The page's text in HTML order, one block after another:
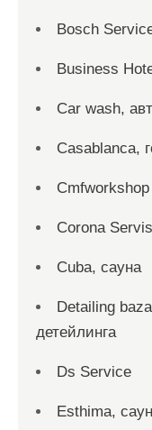
Bosch
Business
Car wash,
Casablanca,
Cmfworkshop
Corona
Cuba, сауна
Detailing
детейлинга
Ds Service
Esthima,